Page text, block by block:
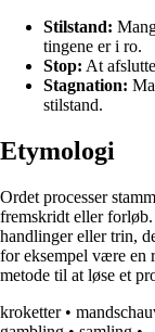
Stilstand:
tingene er i ro.
Stop: At
Stagnation:
stilstand.
Etymologi
Ordet processer
fremskridt eller
handlinger eller trin,
for eksempel være en
metode til at løse et
kroketter•